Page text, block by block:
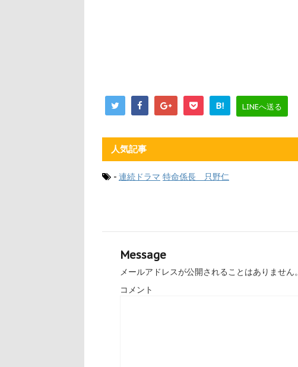
B! LINEへ送る
人気記事
- 連続ドラマ 特命係長 只野仁
Message
メールアドレスが公開されることはありません。
コメント